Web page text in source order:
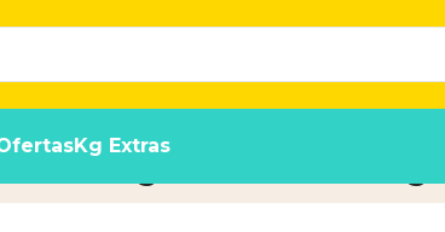
Kg Extras
aglomerante 5.3Kg